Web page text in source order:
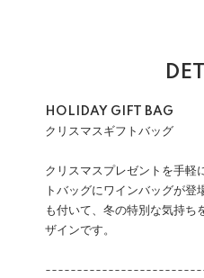
HOLIDAY GIFT BAG
クリスマスギフトバッグ
クリスマスプレゼントを手軽
トバッグにワインバッグが
も付いて、冬の特別な気持ち
ザインです。